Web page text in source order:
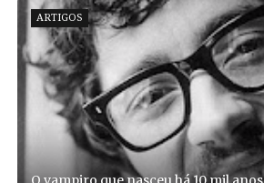
ARTIGOS